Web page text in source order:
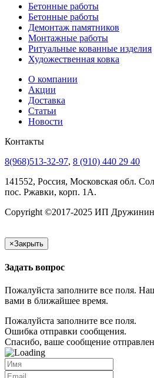
Бетонные работы
Бетонные работы
Демонтаж памятников
Монтажные работы
Ритуальные кованные изделия
Художественная ковка
О компании
Акции
Доставка
Статьи
Новости
Контакты
8(968)513-32-97, 8 (910) 440 29 40
141552, Россия, Московская обл.
пос. Ржавки, корп. 1А.
Copyright ©2017-2025 ИП
×Закрыть
Задать вопрос
Пожалуйста заполните все поля.
вами в ближайшее время.
Пожалуйста заполните все поля.
Ошибка отправки сообщения.
Спасибо, ваше сообщение